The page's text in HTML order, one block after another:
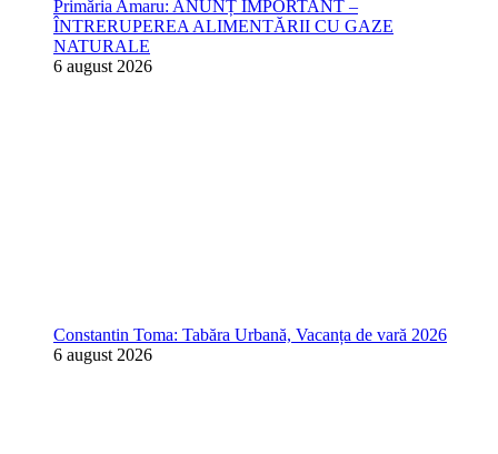
Primăria Amaru: ANUNȚ IMPORTANT –
ÎNTRERUPEREA ALIMENTĂRII CU GAZE
NATURALE
6 august 2026
Constantin Toma: Tabăra Urbană, Vacanța de vară 2026
6 august 2026